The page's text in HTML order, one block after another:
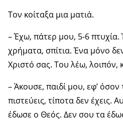
Τον κοίταξα μια ματιά.
– Έχω, πάτερ μου, 5-6
χρήματα, σπίτια. Ένα μόνο
Χριστό σας. Του λέω, λοιπόν,
– Άκουσε, παιδί μου, εφ’ όσον
πιστεύεις, τίποτα δεν έχεις.
έδωσε ο Θεός. Δεν σου τα